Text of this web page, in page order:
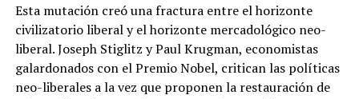
Esta mutación creó una fractura entre el horizonte
civilizatorio liberal y el horizonte mercadológico neo-
liberal. Joseph Stiglitz y Paul Krugman, economistas
galardonados con el Premio Nobel, critican las políticas
neo-liberales a la vez que proponen la restauración de